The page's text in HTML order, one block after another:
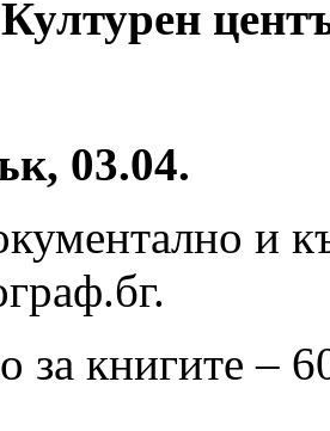
03.04.
и
за книгите –